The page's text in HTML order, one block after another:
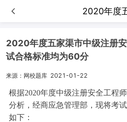
2020年度
2020年度五家渠市中级注册
试合格标准均为60分
来源：网校题库 2021-01-22
根据2020年度中级注册安全工程
分析，经商应急管理部，现将考
如下：